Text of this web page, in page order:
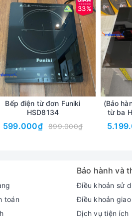
nhanh chóng chọn được mức công
33%
Bếp điện từ đơn Funiki
HSD8134
599.000₫ 899.000₫
(Bảo
từ ba
sản
toán
Bảo hành và
Điều khoản sử
Điều khoản
Dịch vụ tiện ích